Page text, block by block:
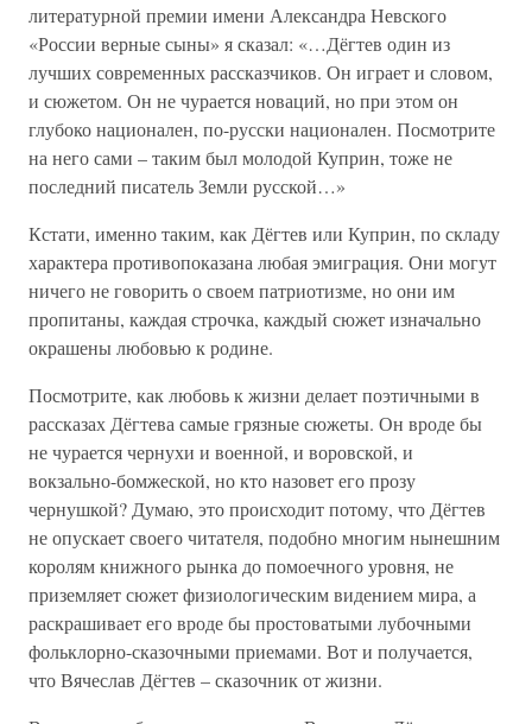
литературной премии имени Александра Невского
«России верные сыны» я сказал: «…Дёгтев один из
лучших современных рассказчиков. Он играет и словом,
и сюжетом. Он не чурается новаций, но при этом он
глубоко национален, по-русски национален. Посмотрите
на него сами – таким был молодой Куприн, тоже не
последний писатель Земли русской…»
Кстати, именно таким, как Дёгтев или Куприн, по складу
характера противопоказана любая эмиграция. Они могут
ничего не говорить о своем патриотизме, но они им
пропитаны, каждая строчка, каждый сюжет изначально
окрашены любовью к родине.
Посмотрите, как любовь к жизни делает поэтичными в
рассказах Дёгтева самые грязные сюжеты. Он вроде бы
не чурается чернухи и военной, и воровской, и
вокзально-бомжеской, но кто назовет его прозу
чернушкой? Думаю, это происходит потому, что Дёгтев
не опускает своего читателя, подобно многим нынешним
королям книжного рынка до помоечного уровня, не
приземляет сюжет физиологическим видением мира, а
раскрашивает его вроде бы простоватыми лубочными
фольклорно-сказочными приемами. Вот и получается,
что Вячеслав Дёгтев – сказочник от жизни.